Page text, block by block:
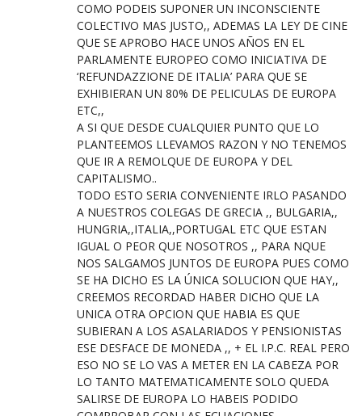
COMO PODEIS SUPONER UN INCONSCIENTE
COLECTIVO MAS JUSTO,, ADEMAS LA LEY DE CINE
QUE SE APROBO HACE UNOS AÑOS EN EL
PARLAMENTE EUROPEO COMO INICIATIVA DE
‘REFUNDAZZIONE DE ITALIA’ PARA QUE SE
EXHIBIERAN UN 80% DE PELICULAS DE EUROPA
ETC,,
A SI QUE DESDE CUALQUIER PUNTO QUE LO
PLANTEEMOS LLEVAMOS RAZON Y NO TENEMOS
QUE IR A REMOLQUE DE EUROPA Y DEL
CAPITALISMO..
TODO ESTO SERIA CONVENIENTE IRLO PASANDO
A NUESTROS COLEGAS DE GRECIA ,, BULGARIA,,
HUNGRIA,,ITALIA,,PORTUGAL ETC QUE ESTAN
IGUAL O PEOR QUE NOSOTROS ,, PARA NQUE
NOS SALGAMOS JUNTOS DE EUROPA PUES COMO
SE HA DICHO ES LA ÚNICA SOLUCION QUE HAY,,
CREEMOS RECORDAD HABER DICHO QUE LA
UNICA OTRA OPCION QUE HABIA ES QUE
SUBIERAN A LOS ASALARIADOS Y PENSIONISTAS
ESE DESFACE DE MONEDA ,, + EL I.P.C. REAL PERO
ESO NO SE LO VAS A METER EN LA CABEZA POR
LO TANTO MATEMATICAMENTE SOLO QUEDA
SALIRSE DE EUROPA LO HABEIS PODIDO